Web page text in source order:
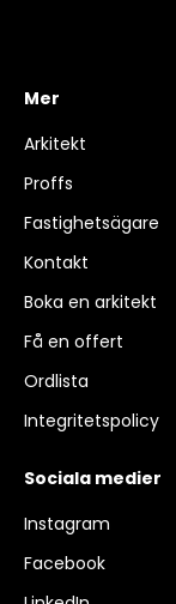
Mer
Arkitekt
Proffs
Fastighetsägare
Kontakt
Boka en arkitekt
Få en offert
Ordlista
Integritetspolicy
Sociala medier
Instagram
Facebook